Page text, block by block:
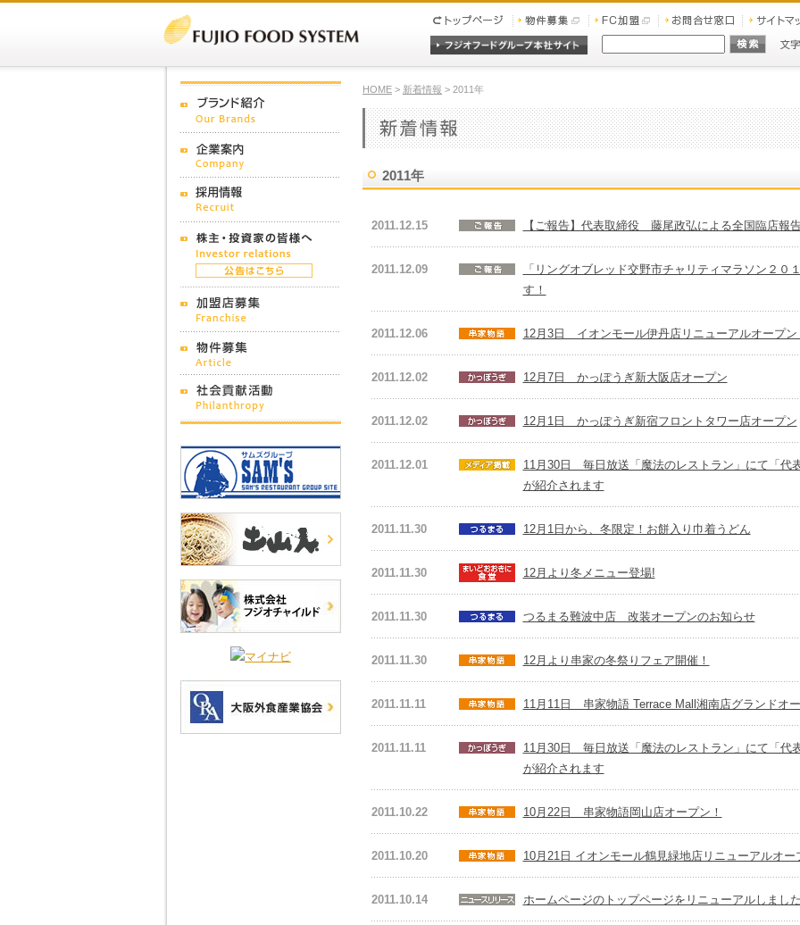
HOME > 新着情報 > 2011年
2011年
2011.12.15 【ご報告】代表取締役 藤尾政弘による全国臨店報告
2011.12.09
「リングオブレッド交野市チャリティマラソン２０
す！
2011.12.06 12月3日 イオンモール伊丹店リニューアルオープン
2011.12.02 12月7日 かっぽうぎ新大阪店オープン
2011.12.02 12月1日 かっぽうぎ新宿フロントタワー店オープン
2011.12.01
11月30日 毎日放送「魔法のレストラン」にて「代
が紹介されます
2011.11.30 12月1日から、冬限定！お餅入り巾着うどん
2011.11.30 12月より冬メニュー登場!
2011.11.30 つるまる難波中店 改装オープンのお知らせ
2011.11.30 12月より串家の冬祭りフェア開催！
2011.11.11 11月11日 串家物語 Terrace Mall湘南店グランドオー
2011.11.11
11月30日 毎日放送「魔法のレストラン」にて「代
が紹介されます
2011.10.22 10月22日 串家物語岡山店オープン！
2011.10.20 10月21日 イオンモール鶴見緑地店リニューアルオー
2011.10.14 ホームページのトップページをリニューアルしました